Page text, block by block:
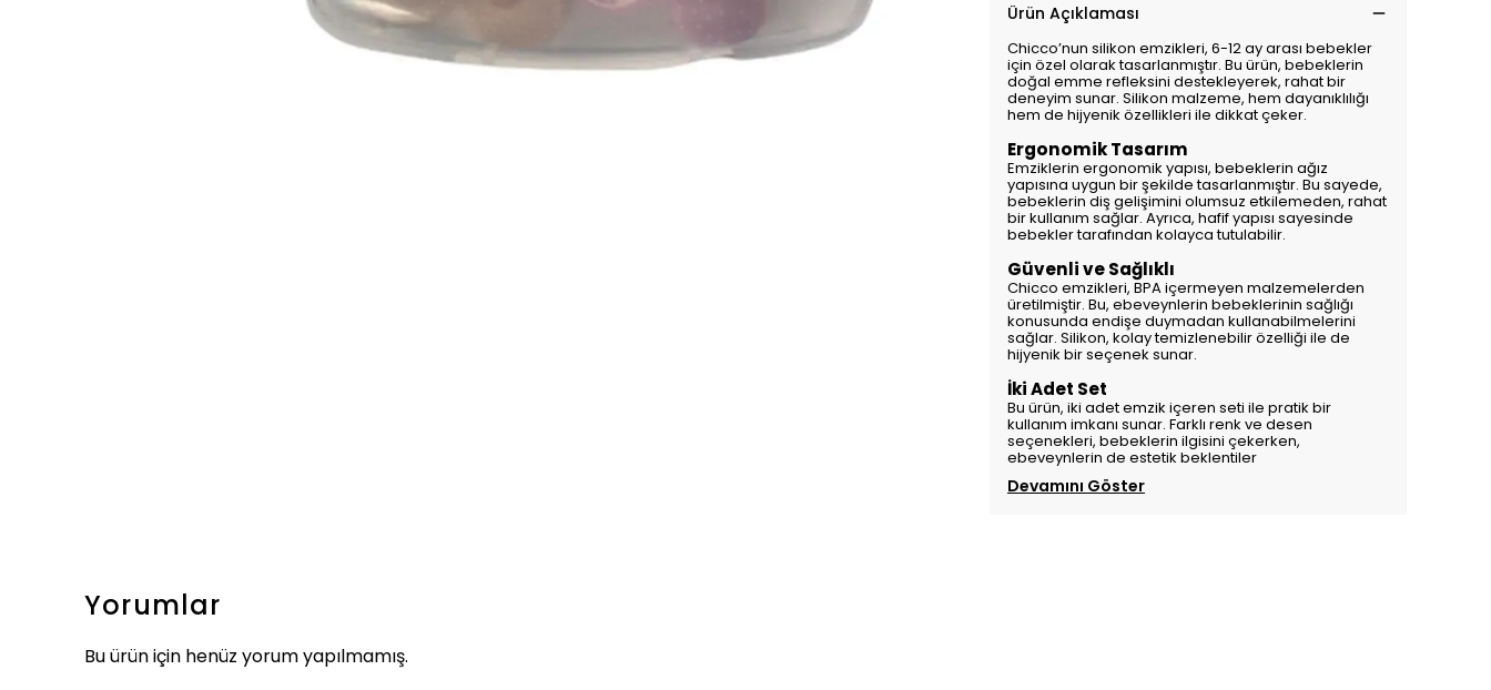
Ürün Açıklaması
Chicco’nun silikon emzikleri, 6-12 ay arası bebekler
için özel olarak tasarlanmıştır. Bu ürün, bebeklerin
doğal emme refleksini destekleyerek, rahat bir
deneyim sunar. Silikon malzeme, hem dayanıklılığı
hem de hijyenik özellikleri ile dikkat çeker.
Ergonomik Tasarım
Emziklerin ergonomik yapısı, bebeklerin ağız
yapısına uygun bir şekilde tasarlanmıştır. Bu sayede,
bebeklerin diş gelişimini olumsuz etkilemeden, rahat
bir kullanım sağlar. Ayrıca, hafif yapısı sayesinde
bebekler tarafından kolayca tutulabilir.
Güvenli ve Sağlıklı
Chicco emzikleri, BPA içermeyen malzemelerden
üretilmiştir. Bu, ebeveynlerin bebeklerinin sağlığı
konusunda endişe duymadan kullanabilmelerini
sağlar. Silikon, kolay temizlenebilir özelliği ile de
hijyenik bir seçenek sunar.
İki Adet Set
Bu ürün, iki adet emzik içeren seti ile pratik bir
kullanım imkanı sunar. Farklı renk ve desen
seçenekleri, bebeklerin ilgisini çekerken,
ebeveynlerin de estetik beklentiler
Devamını Göster
Yorumlar
Bu ürün için henüz yorum yapılmamış.